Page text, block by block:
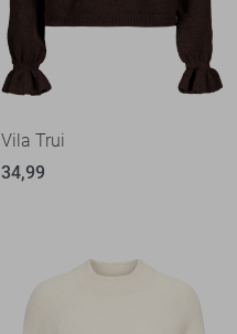
Vila Trui
34,99